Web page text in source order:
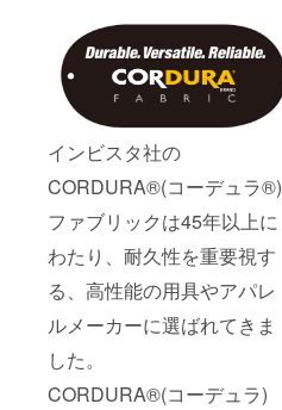
インビスタ社の
CORDURA®(コーデュラ®)
ファブリックは45年以上に
わたり、耐久性を重要視す
る、高性能の用具やアパレ
ルメーカーに選ばれてきま
した。
CORDURA®(コーデュラ)